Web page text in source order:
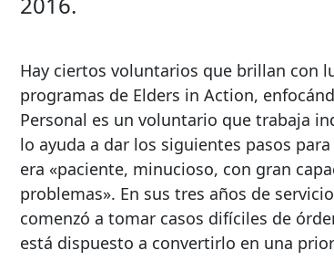
Hay ciertos voluntarios que brillan con
programas de Elders in Action,
Personal es un voluntario que trabaja
lo ayuda a dar los siguientes pasos
era «paciente, minucioso, con gran
problemas». En sus tres años de
comenzó a tomar casos difíciles de
está dispuesto a convertirlo en una